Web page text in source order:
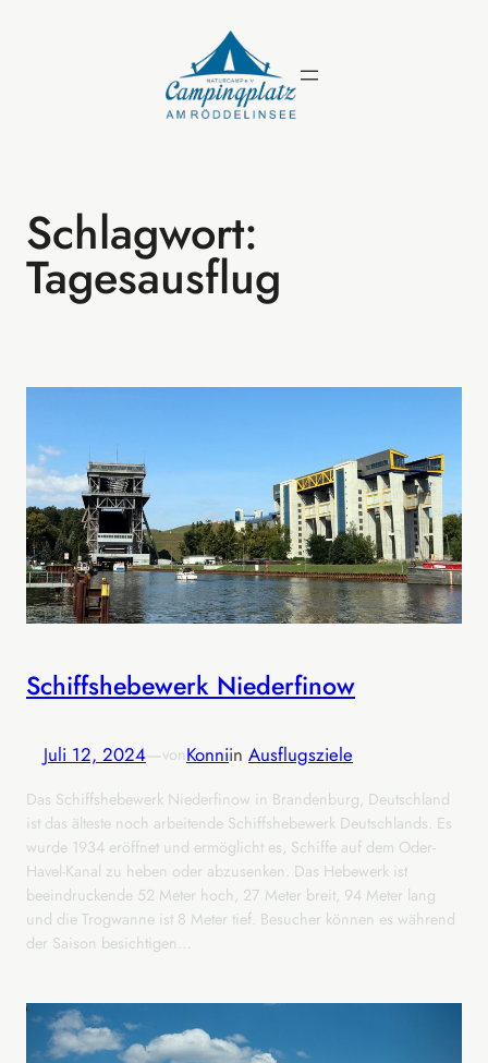
Schlagwort:
Tagesausflug
Schiffshebewerk Niederfinow
Juli 12, 2024 vonKonniin Ausflugsziele
Das Schiffshebewerk Niederfinow in Brandenburg, Deutschland
ist das älteste noch arbeitende Schiffshebewerk Deutschlands. Es
wurde 1934 eröffnet und ermöglicht es, Schiffe auf dem Oder-
Havel-Kanal zu heben oder abzusenken. Das Hebewerk ist
beeindruckende 52 Meter hoch, 27 Meter breit, 94 Meter lang
und die Trogwanne ist 8 Meter tief. Besucher können es während
der Saison besichtigen…